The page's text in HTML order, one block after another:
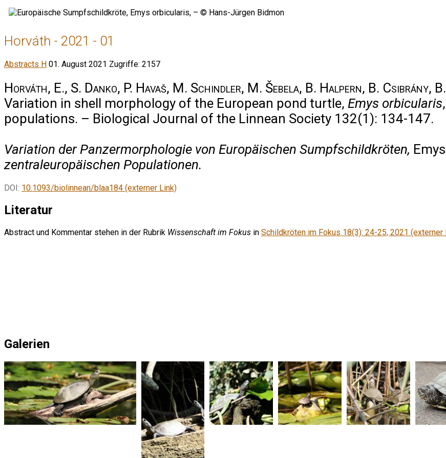
Horváth - 2021 - 01
Abstracts H 01. August 2021 Zugriffe: 2157
Horváth, E., S. Danko, P. Havaš, M. Schindler, M. Šebela, B. Halpern, B. Csibrány,
Variation in shell morphology of the European pond turtle, Emys orbicularis
populations. – Biological Journal of the Linnean Society 132(1): 134-147.
Variation der Panzermorphologie von Europäischen Sumpfschildkröten,
zentraleuropäischen Populationen.
DOI: 10.1093/biolinnean/blaa184 (externer Link)
Literatur
Abstract und Kommentar stehen in der Rubrik Wissenschaft im Fokus in Schildkröten im Fokus 18(3): 24-25, 2021 (externer
Galerien